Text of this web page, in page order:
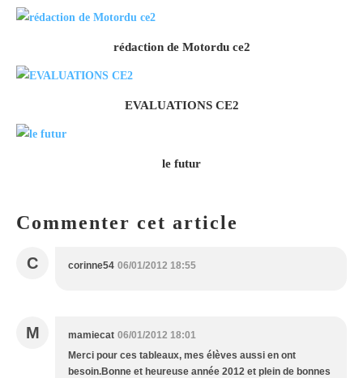
rédaction de Motordu ce2
EVALUATIONS CE2
le futur
Commenter cet article
C corinne54 06/01/2012 18:55
M mamiecat 06/01/2012 18:01
Merci pour ces tableaux, mes élèves aussi en ont
besoin.Bonne et heureuse année 2012 et plein de bonnes